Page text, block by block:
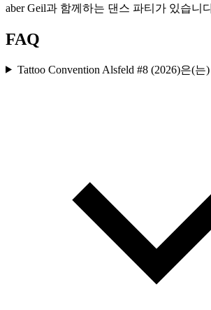
aber Geil과 함께하는 댄스 파티가 있습니
FAQ
Tattoo Convention Alsfeld #8 (2026)은(